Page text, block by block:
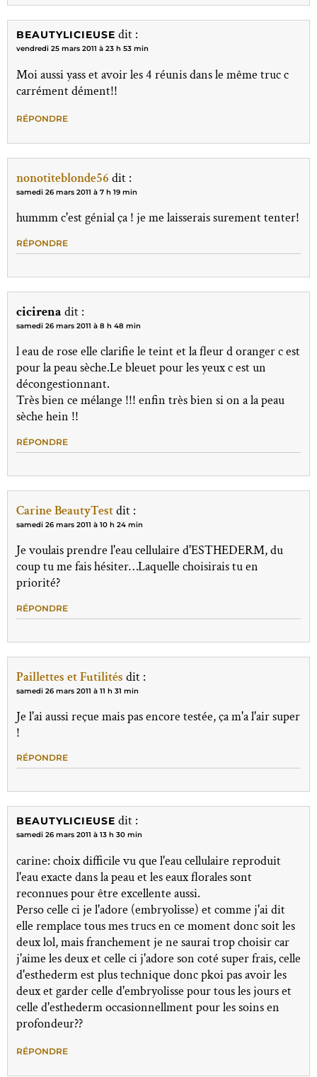
BEAUTYLICIEUSE dit :
vendredi 25 mars 2011 à 23 h 53 min
Moi aussi yass et avoir les 4 réunis dans le même truc c
carrément dément!!
RÉPONDRE
nonotiteblonde56 dit :
samedi 26 mars 2011 à 7 h 19 min
hummm c'est génial ça ! je me laisserais surement tenter!
RÉPONDRE
cicirena dit :
samedi 26 mars 2011 à 8 h 48 min
l eau de rose elle clarifie le teint et la fleur d oranger c est
pour la peau sèche.Le bleuet pour les yeux c est un
décongestionnant.
Très bien ce mélange !!! enfin très bien si on a la peau
sèche hein !!
RÉPONDRE
Carine BeautyTestdit :
samedi 26 mars 2011 à 10 h 24 min
Je voulais prendre l'eau cellulaire d'ESTHEDERM, du
coup tu me fais hésiter…Laquelle choisirais tu en
priorité?
RÉPONDRE
Paillettes et Futilités dit :
samedi 26 mars 2011 à 11 h 31 min
Je l'ai aussi reçue mais pas encore testée, ça m'a l'air super
!
RÉPONDRE
BEAUTYLICIEUSE dit :
samedi 26 mars 2011 à 13 h 30 min
carine: choix difficile vu que l'eau cellulaire reproduit
l'eau exacte dans la peau et les eaux florales sont
reconnues pour être excellente aussi.
Perso celle ci je l'adore (embryolisse) et comme j'ai dit
elle remplace tous mes trucs en ce moment donc soit les
deux lol, mais franchement je ne saurai trop choisir car
j'aime les deux et celle ci j'adore son coté super frais, celle
d'esthederm est plus technique donc pkoi pas avoir les
deux et garder celle d'embryolisse pour tous les jours et
celle d'esthederm occasionnellment pour les soins en
profondeur??
RÉPONDRE